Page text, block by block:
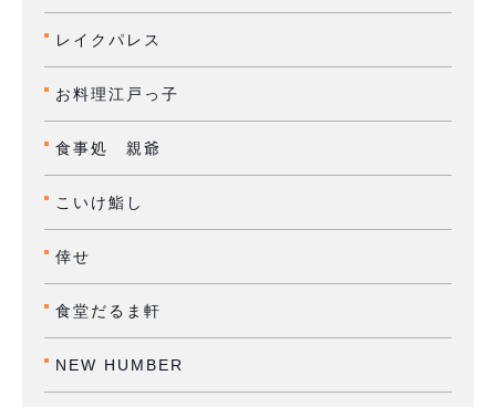
レイクパレス
お料理江戸っ子
食事処 親爺
こいけ鮨し
倖せ
食堂だるま軒
NEW HUMBER